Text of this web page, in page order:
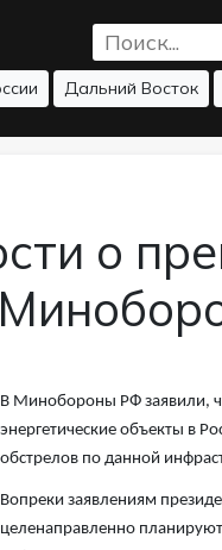
Дальний Восток
о
В Минобороны РФ заявили,
энергетические объекты в
обстрелов по данной
Вопреки заявлениям
целенаправленно